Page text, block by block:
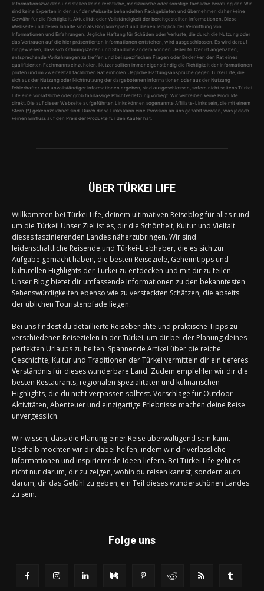
Informationszwecken und stellen keine rechtliche, medizinische oder sonstige fachliche Beratung dar. Wir
sind keine Experten in den auf der Webseite behandelten Fachgebieten und übernehmen daher keine
Gewähr für die Richtigkeit, Aktualität oder Vollständigkeit der bereitgestellten Informationen. Diese
Webseite und deren Inhalte sind als Blog konzipiert und dienen lediglich der Vermittlung von
Informationen und Erfahrungen. Jegliche Haftung für Schäden oder Verluste, die durch die Nutzung oder
das Vertrauen auf die hier präsentierten Informationen entstehen, wird ausgeschlossen. Es wird darauf
hingewiesen, dass sich Öffnungszeiten und Standorte ändern können. Jeder Nutzer ist angehalten,
entsprechende Vorkehrungen zu treffen und bei spezifischen Fragen oder Bedenken den Rat eines
qualifizierten Fachmanns einzuholen. Nutzer sollten immer eigenständig die Richtigkeit der Informationen
prüfen und im Zweifelsfall fachlichen Rat einholen. Jegliche Haftungsansprüche gegen Türkei Life, die
sich aus der Nutzung oder Nichtnutzung der dargebotenen Informationen oder aus der Nutzung
fehlerhafter und unvollständiger Informationen ergeben, sind ausgeschlossen, sofern nicht seitens Türkei
Life eine vorsätzliche oder grob fahrlässige Pflichtverletzung vorliegt. Wir vertreiben keine Produkte
direkt. Die auf dieser Webseite aufgeführten Links können sogenannte Affiliate-Links sein, die mit einem
Stern (*) gekennzeichnet sind. Durch diese Links kann eine Provision an uns gezahlt werden, was jedoch
keinen Einfluss auf den Preis der Produkte für den Käufer hat.
ÜBER TÜRKEI LIFE
Willkommen bei Türkei Life, deinem ultimativen Reiseblog für alles rund
um die Türkei! Unser Ziel ist es, dir die Schönheit, Kultur und Vielfalt
dieses faszinierenden Landes näherzubringen. Wir sind
leidenschaftliche Reisende und Türkei-Liebhaber, die es sich zur
Aufgabe gemacht haben, die besten Reiseziele, Geheimtipps und
kulturellen Highlights der Türkei zu entdecken und mit dir zu teilen.
Unser Blog bietet dir umfassende Informationen zu den bekanntesten
Sehenswürdigkeiten ebenso wie zu versteckten Schätzen, die abseits
der üblichen Touristenpfade liegen.
Bei uns findest du detaillierte Reiseberichte und praktische Tipps zu
verschiedenen Reisezielen in der Türkei, um dir bei der Planung deines
perfekten Urlaubs zu helfen. Spannende Artikel über die reiche
Geschichte, Kultur und Traditionen der Türkei vermitteln dir ein tieferes
Verständnis für dieses wunderbare Land. Zudem empfehlen wir dir die
besten Restaurants, regionalen Spezialitäten und kulinarischen
Highlights, die du nicht verpassen solltest. Vorschläge für Outdoor-
Aktivitäten, Abenteuer und einzigartige Erlebnisse machen deine Reise
unvergesslich.
Wir wissen, dass die Planung einer Reise überwältigend sein kann.
Deshalb möchten wir dir dabei helfen, indem wir dir verlässliche
Informationen und inspirierende Ideen liefern. Bei Türkei Life geht es
nicht nur darum, dir zu zeigen, wohin du reisen kannst, sondern auch
darum, dir das Gefühl zu geben, ein Teil dieses wunderschönen Landes
zu sein.
Folge uns